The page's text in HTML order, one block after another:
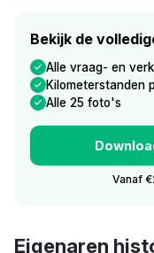
Bekijk de
Alle vraag- en
Kilometerstanden
Alle 25 foto's
Vanaf
Eigenaren